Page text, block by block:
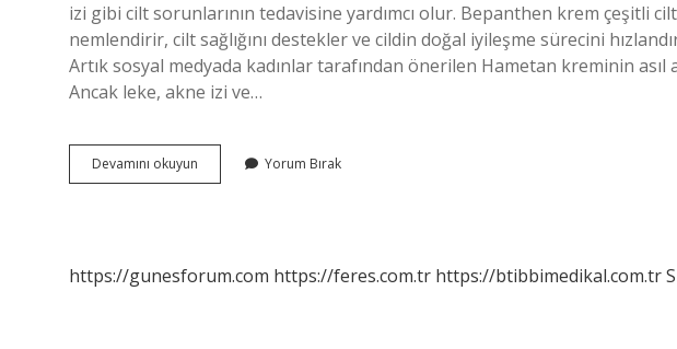
izi gibi cilt sorunlarının tedavisine yardımcı olur. Bepanthen krem ​​çeşitli
nemlendirir, cilt sağlığını destekler ve cildin doğal iyileşme sürecini
Artık sosyal medyada kadınlar tarafından önerilen Hametan kreminin asıl
Ancak leke, akne izi ve…
Devamını okuyun Bepanthen
Krem
Yorum Bırak
https://gunesforum.com https://feres.com.tr https://btibbimedikal.com.tr